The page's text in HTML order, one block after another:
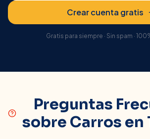
Crear cuenta gratis
Gratis para siempre · Sin spam ·
Preguntas
sobre Carros en